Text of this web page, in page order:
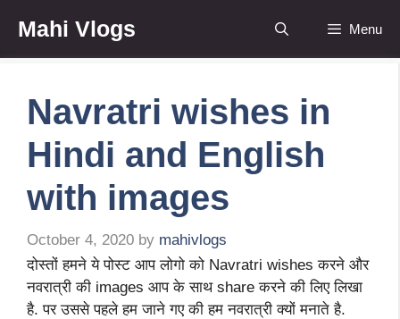
content
Mahi Vlogs Menu
Navratri wishes in
Hindi and English
with images
October 4, 2020 by mahivlogs
दोस्तों हमने ये पोस्ट आप लोगो को Navratri wishes करने और
नवरात्री की images आप के साथ share करने की लिए लिखा
है. पर उससे पहले हम जाने गए की हम नवरात्री क्यों मनाते है.